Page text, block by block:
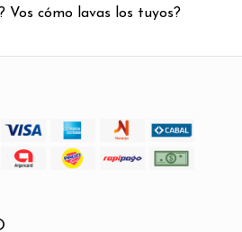
Vos cómo lavas los tuyos?